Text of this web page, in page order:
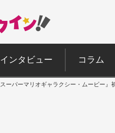
インタビュー コラム
ーパーマリオギャラクシー・ムービー